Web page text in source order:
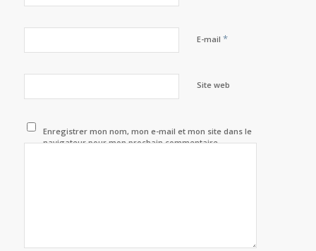
E-mail *
Site web
Enregistrer mon nom, mon e-mail et mon site dans le
navigateur pour mon prochain commentaire.